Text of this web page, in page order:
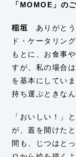
「MOMOE」の
稲垣 ありがとう
ド・ケータリン
もとに、お食事
すが、私の場合
を基本にしてい
持ち運ぶときな
「おいしい！」
が、蓋を開けた
間も、じつはと